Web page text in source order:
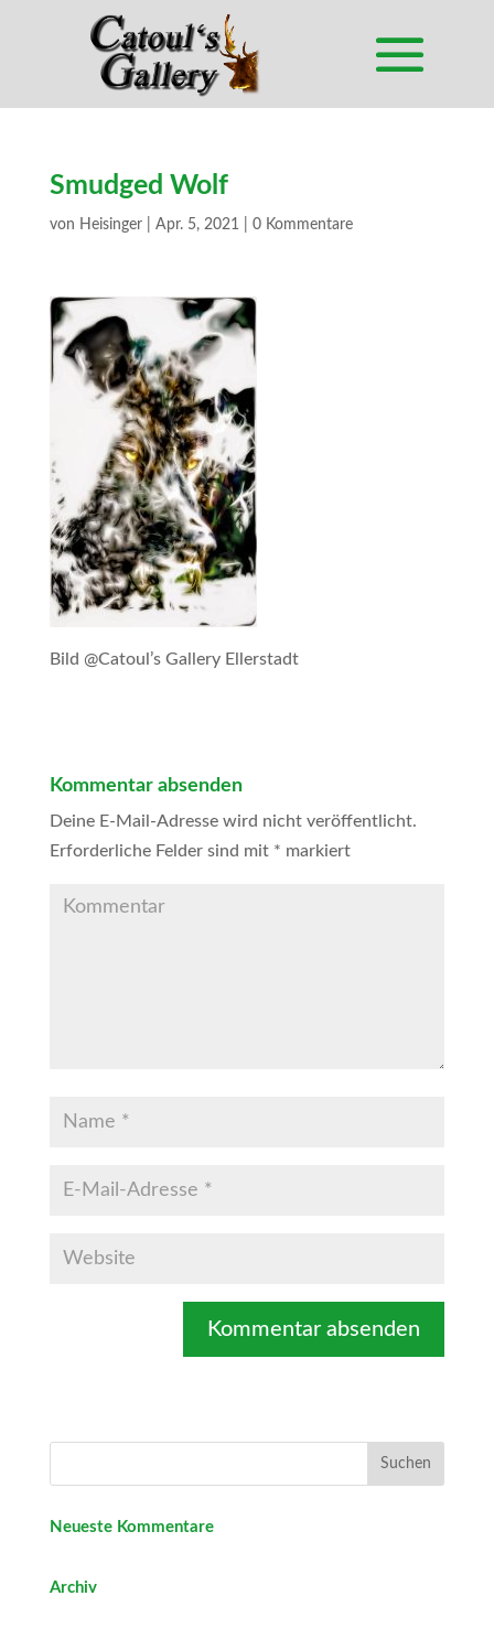
Smudged Wolf
von Heisinger| Apr. 5, 2021 0 Kommentare
Bild @Catoul’s Gallery Ellerstadt
Kommentar absenden
Deine E-Mail-Adresse wird nicht veröffentlicht.
Erforderliche Felder sind mit * markiert
Neueste Kommentare
Archiv